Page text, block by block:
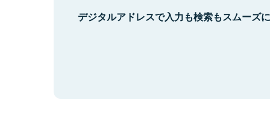
デジタルアドレスで入力も検索もスムーズ